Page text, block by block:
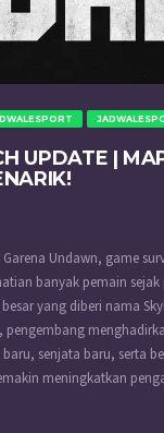
UPDATE |
Garena Undawn, game
banyak pemain
yang diberi nama
pengembang
senjata baru, serta
meningkatkan